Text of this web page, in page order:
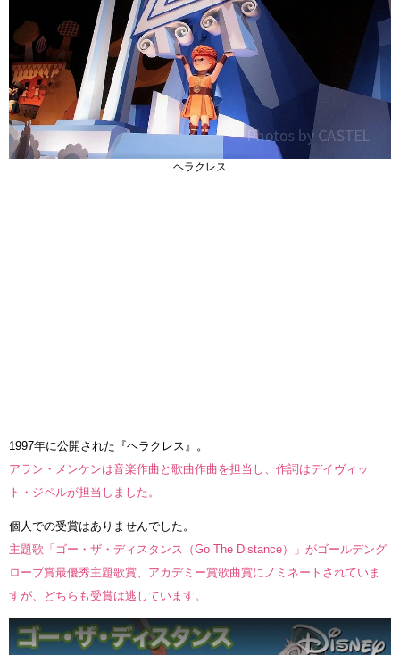
ヘラクレス
1997年に公開された『ヘラクレス』。
アラン・メンケンは音楽作曲と歌曲作曲を担当し、作詞はデイヴィッ
ト・ジペルが担当しました。
個人での受賞はありませんでした。
主題歌「ゴー・ザ・ディスタンス（Go The Distance）」がゴールデング
ローブ賞最優秀主題歌賞、アカデミー賞歌曲賞にノミネートされていま
すが、どちらも受賞は逃しています。